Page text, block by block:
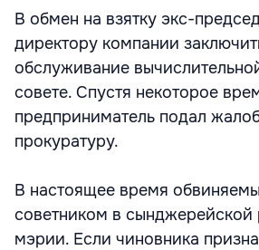
В обмен на взятку экс-
директору компании
обслуживание
совете. Спустя некоторое
предприниматель подал
прокуратуру.
В настоящее время
советником в сынджерейской
мэрии. Если чиновника